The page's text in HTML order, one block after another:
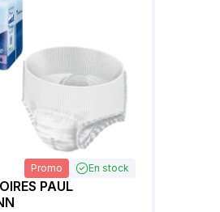
Promo En stock
PAUL